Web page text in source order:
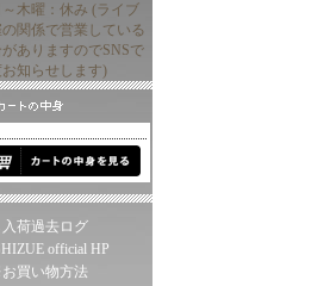
木曜：休み (ライブ
の関係で営業している
ありますのでSNSで
知らせします)
荷過去ログ
official HP
買い物方法